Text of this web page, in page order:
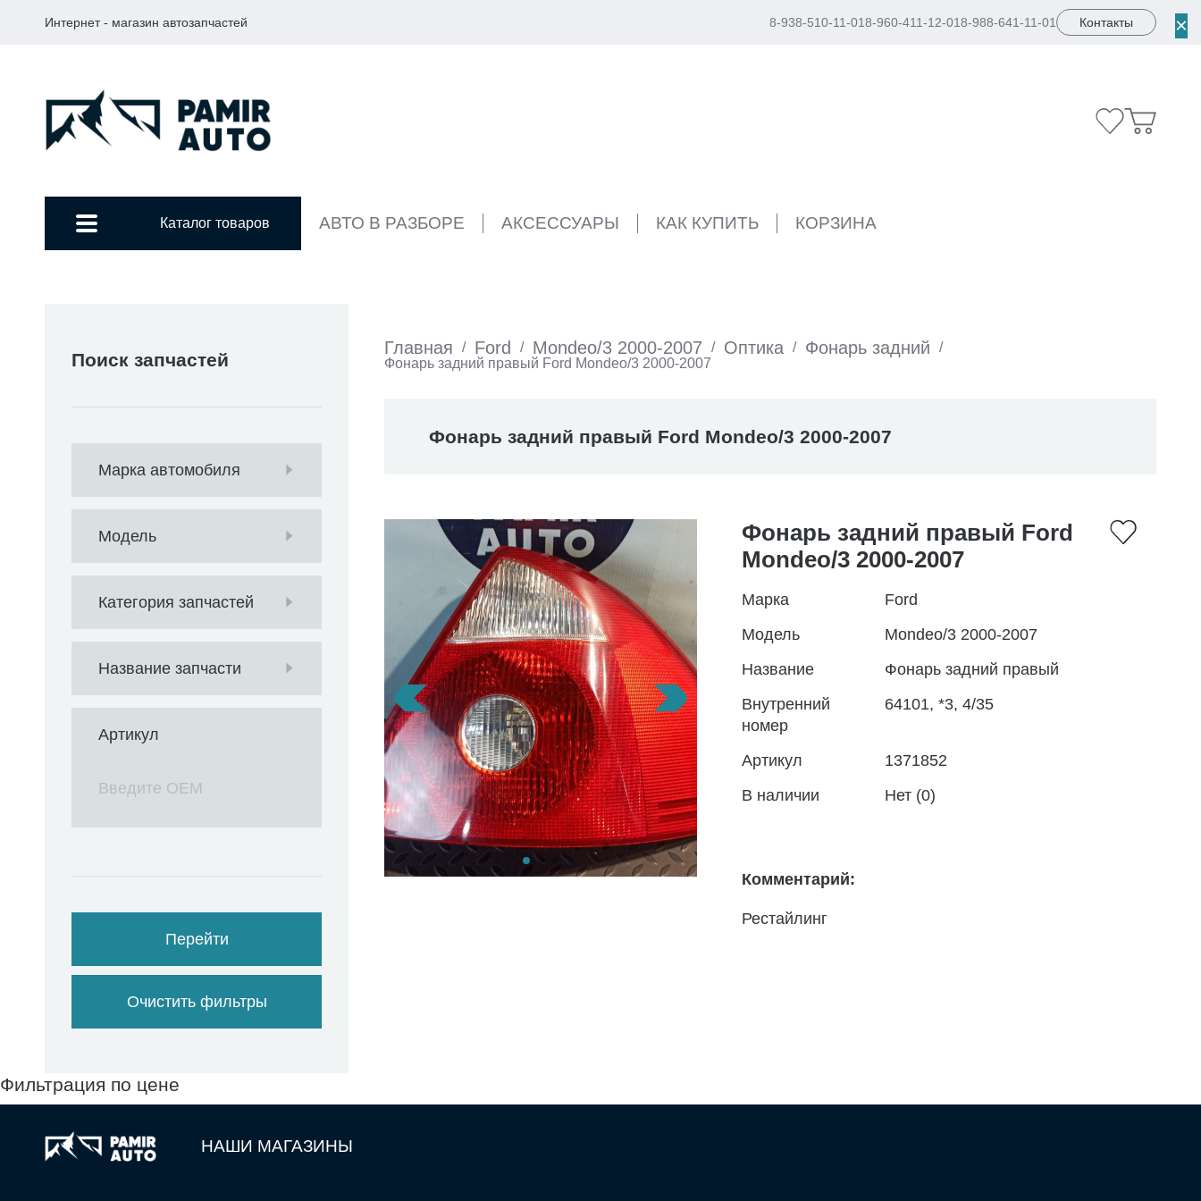
Интернет - магазин автозапчастей 8-938-510-11-018-960-411-12-018-988-641-11-01 Контакты
Каталог товаров АВТО В РАЗБОРЕ АКСЕССУАРЫ КАК КУПИТЬ КОРЗИНА
×
Поиск запчастей
Марка автомобиля
Модель
Категория запчастей
Название запчасти
Артикул
Перейти
Очистить фильтры
Главная / Ford / Mondeo/3 2000-2007 / Оптика / Фонарь задний
/
Фонарь задний правый Ford Mondeo/3 2000-2007
Фонарь задний правый Ford Mondeo/3 2000-2007
Фонарь задний правый Ford
Mondeo/3 2000-2007
Марка
Ford
Модель
Mondeo/3 2000-2007
Название
Фонарь задний правый
Внутренний
номер
64101, *3, 4/35
Артикул
1371852
В наличии
Нет (0)
Комментарий:
Рестайлинг
Фильтрация по цене
НАШИ МАГАЗИНЫ